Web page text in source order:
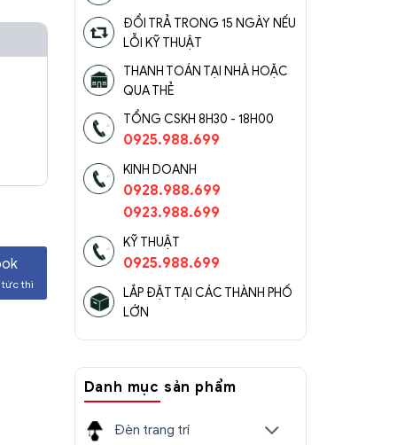
tức thì
ĐỔI TRẢ TRONG 15 NGÀY NẾU
LỖI KỸ THUẬT
THANH TOÁN TẠI NHÀ HOẶC
QUA THẺ
TỔNG CSKH 8H30 - 18H00
0925.988.699
KINH DOANH
0928.988.699
0923.988.699
KỸ THUẬT
0925.988.699
LẮP ĐẶT TẠI CÁC THÀNH PHỐ
LỚN
Danh mục sản phẩm
Đèn trang trí